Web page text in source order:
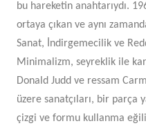
bu hareketin anahtarıydı.
ortaya çıkan ve aynı
Sanat, İndirgemecilik ve
Minimalizm, seyreklik ile
Donald Judd ve ressam
üzere sanatçıları, bir parça
çizgi ve formu kullanma